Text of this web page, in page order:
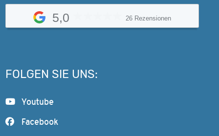
5,0 26 Rezensionen
FOLGEN SIE UNS:
Youtube
Facebook